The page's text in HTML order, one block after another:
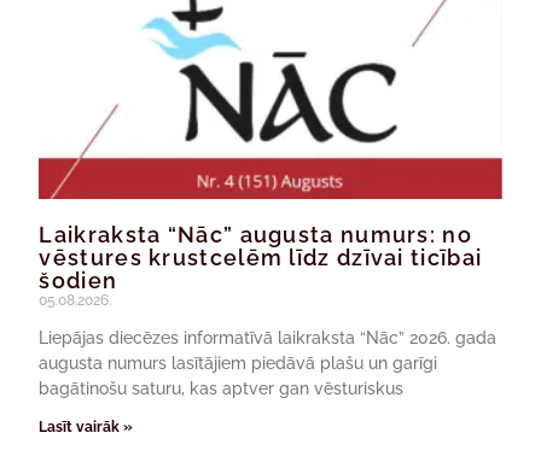
Laikraksta “Nāc” augusta numurs: no
vēstures krustcelēm līdz dzīvai ticībai
šodien
05.08.2026.
Liepājas diecēzes informatīvā laikraksta “Nāc” 2026. gada
augusta numurs lasītājiem piedāvā plašu un garīgi
bagātinošu saturu, kas aptver gan vēsturiskus
Lasīt vairāk »